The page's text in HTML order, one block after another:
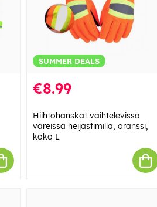
SUMMER DEALS
€8.99
Hiihtohanskat vaihtelevissa
väreissä heijastimilla, oranssi,
koko L